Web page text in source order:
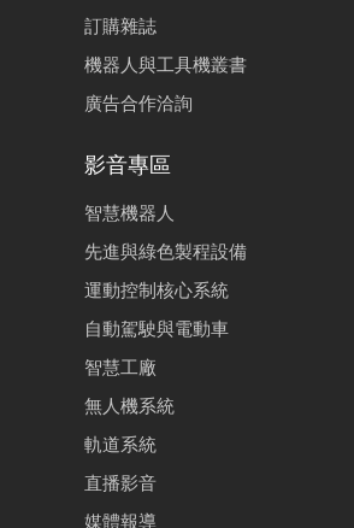
訂購雜誌
機器人與工具機叢書
廣告合作洽詢
影音專區
智慧機器人
先進與綠色製程設備
運動控制核心系統
自動駕駛與電動車
智慧工廠
無人機系統
軌道系統
直播影音
媒體報導